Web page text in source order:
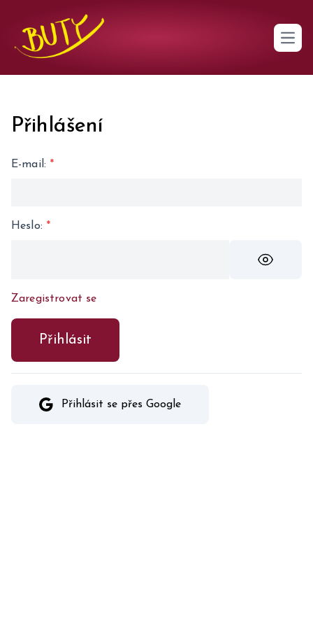
Open
Přihlášení
E-mail : *
Heslo: *
Zaregistrovat se
Přihlásit
Přihlásit se přes Google